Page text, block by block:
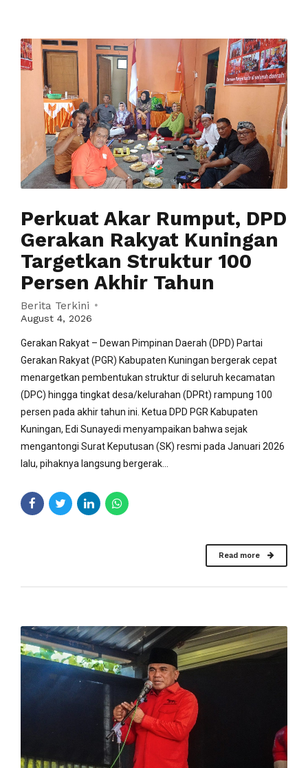
Perkuat Akar Rumput, DPD
Gerakan Rakyat Kuningan
Targetkan Struktur 100
Persen Akhir Tahun
Berita Terkini
August 4, 2026
Gerakan Rakyat – Dewan Pimpinan Daerah (DPD) Partai
Gerakan Rakyat (PGR) Kabupaten Kuningan bergerak cepat
menargetkan pembentukan struktur di seluruh kecamatan
(DPC) hingga tingkat desa/kelurahan (DPRt) rampung 100
persen pada akhir tahun ini. Ketua DPD PGR Kabupaten
Kuningan, Edi Sunayedi menyampaikan bahwa sejak
mengantongi Surat Keputusan (SK) resmi pada Januari 2026
lalu, pihaknya langsung bergerak...
Read more